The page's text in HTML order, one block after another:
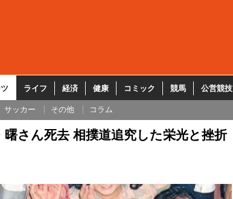
ライフ 経済 健康 コミック 競馬 公営競技
サッカー その他 コラム
曙さん死去 相撲道追究した栄光と挫折